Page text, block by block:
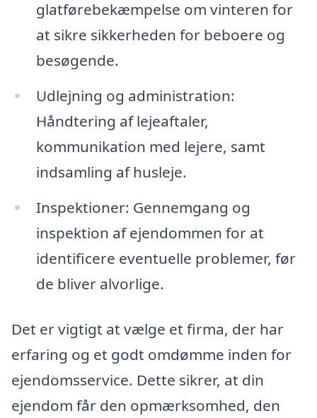
glatførebekæmpelse om vinteren for
at sikre sikkerheden for beboere og
besøgende.
Udlejning og administration:
Håndtering af lejeaftaler,
kommunikation med lejere, samt
indsamling af husleje.
Inspektioner: Gennemgang og
inspektion af ejendommen for at
identificere eventuelle problemer, før
de bliver alvorlige.
Det er vigtigt at vælge et firma, der har
erfaring og et godt omdømme inden for
ejendomsservice. Dette sikrer, at din
ejendom får den opmærksomhed, den